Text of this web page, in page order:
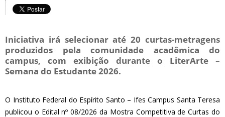
Iniciativa irá selecionar até 20 curtas-metragens
produzidos pela comunidade acadêmica do
campus, com exibição durante o LiterArte –
Semana do Estudante 2026.
O Instituto Federal do Espírito Santo – Ifes Campus Santa Teresa
publicou o Edital nº 08/2026 da Mostra Competitiva de Curtas do